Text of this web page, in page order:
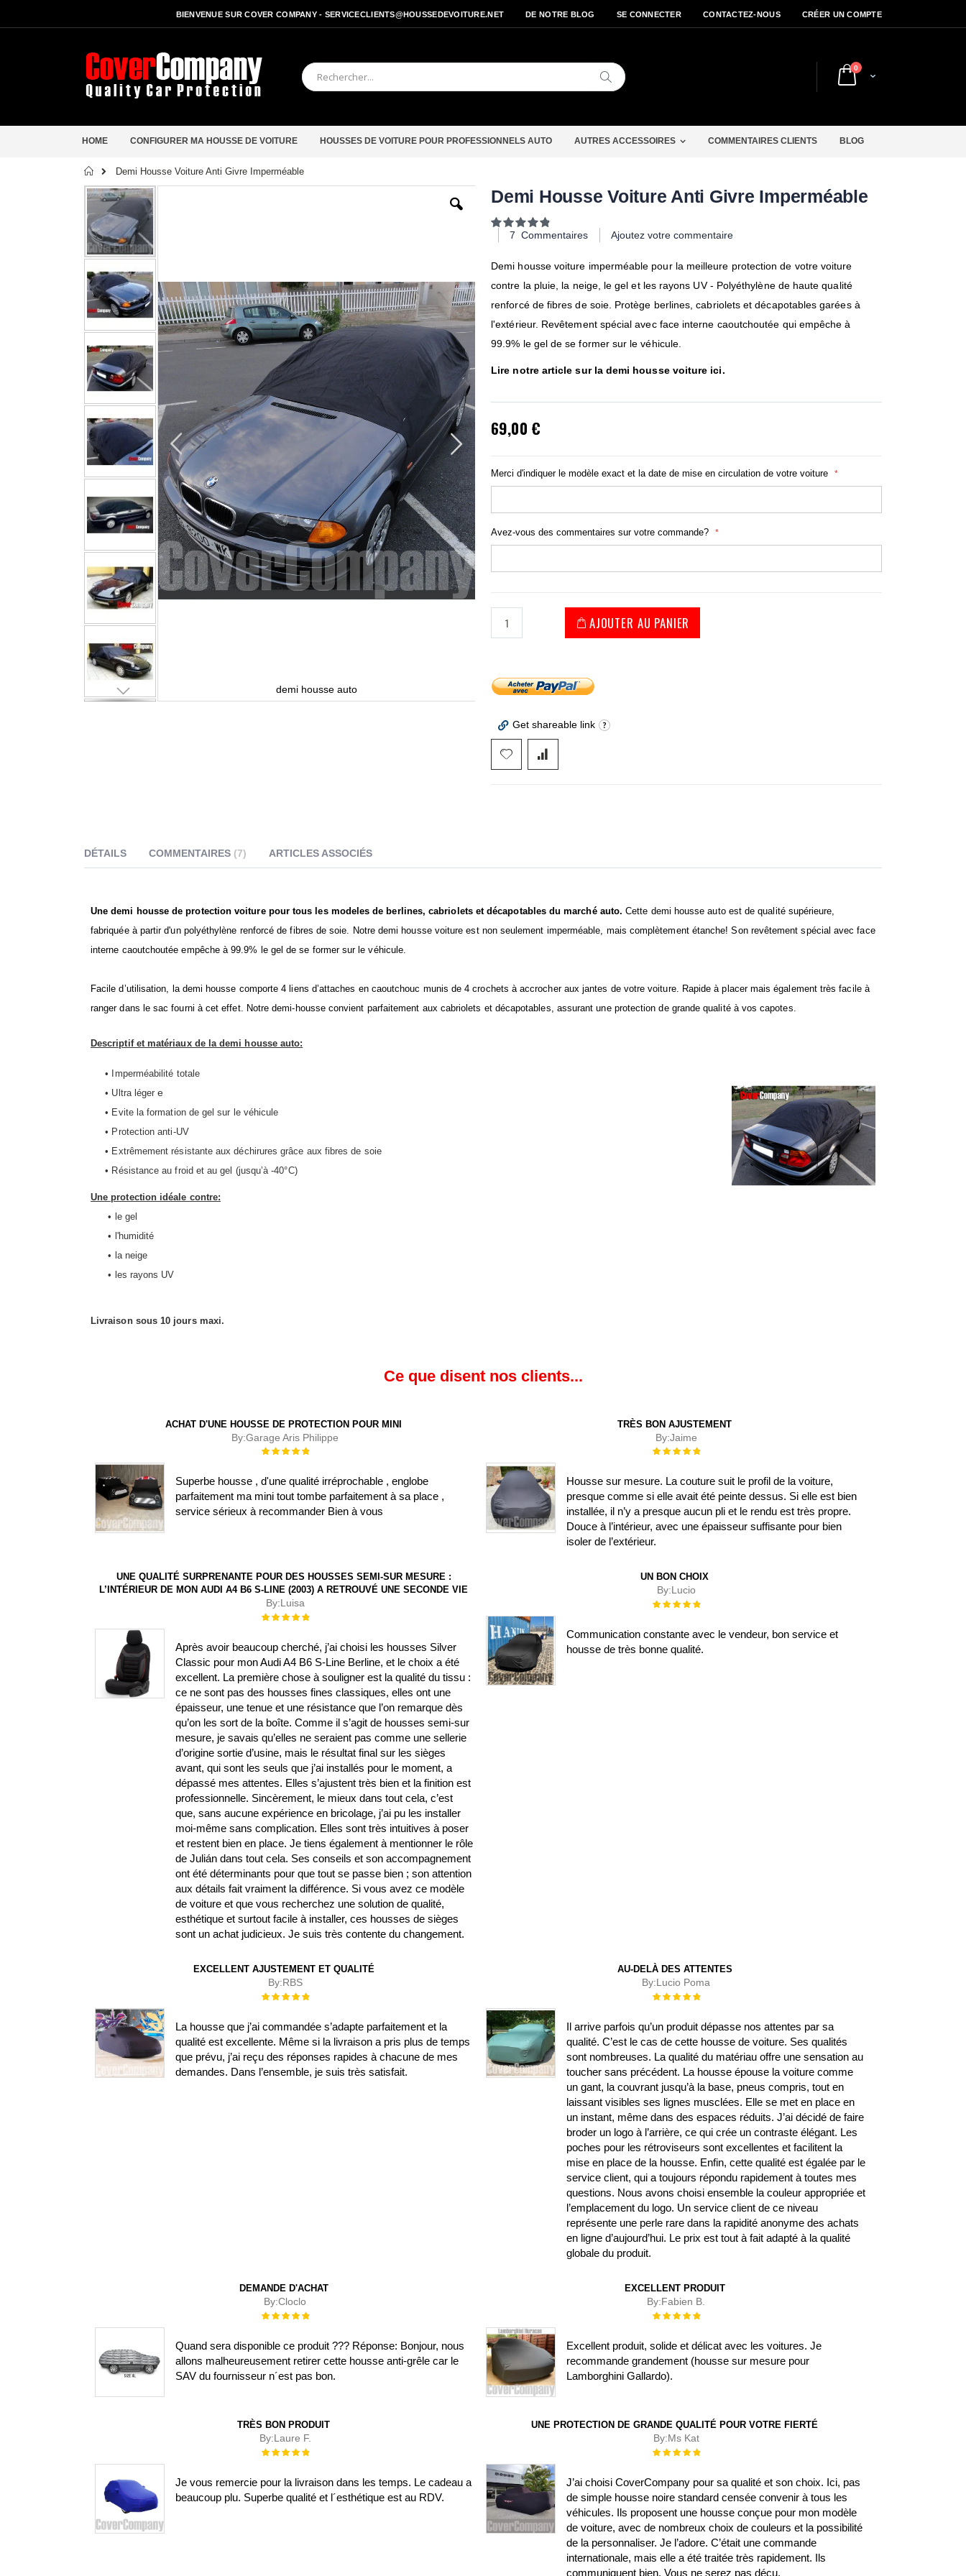
BIENVENUE SUR COVER COMPANY - SERVICECLIENTS@HOUSSEDEVOITURE.NET DE NOTRE BLOG SE CONNECTER CONTACTEZ-NOUS CRÉER UN COMPTE
Cart
0articles
Chercher
HOME CONFIGURER MA HOUSSE DE VOITURE HOUSSES DE VOITURE POUR PROFESSIONNELS AUTO AUTRES ACCESSOIRES COMMENTAIRES CLIENTS BLOG
Accueil
Demi Housse Voiture Anti Givre Imperméable
Passer
à
la
fin
de
la
galerie
d’images
demi housse auto
PasserDemi Housse Voiture Anti Givre Imperméable
Notation:
100
7 Commentaires Ajoutez votre commentaire
Demi housse voiture imperméable pour la meilleure protection de votre voiture
contre la pluie, la neige, le gel et les rayons UV - Polyéthylène de haute qualité
renforcé de fibres de soie. Protège berlines, cabriolets et décapotables garées à
l'extérieur. Revêtement spécial avec face interne caoutchoutée qui empêche à
99.9% le gel de se former sur le véhicule.
Lire notre article sur la demi housse voiture ici.
69,00 €
Merci d'indiquer le modèle exact et la date de mise en circulation de votre voiture
Avez-vous des commentaires sur votre commande?
AJOUTER AU PANIER
Get shareable link
DÉTAILS
Une demi housse de protection voiture pour tous les modeles de berlines, cabriolets et décapotables du marché auto.Cette demi housse auto est de qualité supérieure,
fabriquée à partir d'un polyéthylène renforcé de fibres de soie. Notre demi housse voiture est non seulement imperméable, mais complètement étanche! Son revêtement spécial avec face
interne caoutchoutée empêche à 99.9% le gel de se former sur le véhicule.
Facile d’utilisation, la demi housse comporte 4 liens d’attaches en caoutchouc munis de 4 crochets à accrocher aux jantes de votre voiture. Rapide à placer mais également très facile à
ranger dans le sac fourni à cet effet. Notre demi-housse convient parfaitement aux cabriolets et décapotables, assurant une protection de grande qualité à vos capotes.
Descriptif et matériaux de la demi housse auto:
• Imperméabilité totale
• Ultra léger e
• Evite la formation de gel sur le véhicule
• Protection anti-UV
• Extrêmement résistante aux déchirures grâce aux fibres de soie
• Résistance au froid et au gel (jusqu’à -40°C)
Une protection idéale contre:
• le gel
• l'humidité
• la neige
• les rayons UV
Livraison sous 10 jours maxi.
COMMENTAIRES 7 ARTICLES ASSOCIÉS
Ce que disent nos clients...
ACHAT D'UNE HOUSSE DE PROTECTION POUR MINI
By:Garage Aris Philippe
Évaluation :
Superbe housse , d'une qualité irréprochable , englobe
parfaitement ma mini tout tombe parfaitement à sa place ,
service sérieux à recommander Bien à vous
TRÈS BON AJUSTEMENT
By:Jaime
Évaluation :
Housse sur mesure. La couture suit le profil de la voiture,
presque comme si elle avait été peinte dessus. Si elle est bien
installée, il n’y a presque aucun pli et le rendu est très propre.
Douce à l’intérieur, avec une épaisseur suffisante pour bien
isoler de l’extérieur.
UNE QUALITÉ SURPRENANTE POUR DES HOUSSES SEMI-SUR MESURE :
L’INTÉRIEUR DE MON AUDI A4 B6 S-LINE (2003) A RETROUVÉ UNE SECONDE VIE
By:Luisa
Évaluation :
Après avoir beaucoup cherché, j’ai choisi les housses Silver
Classic pour mon Audi A4 B6 S-Line Berline, et le choix a été
excellent. La première chose à souligner est la qualité du tissu :
ce ne sont pas des housses fines classiques, elles ont une
épaisseur, une tenue et une résistance que l’on remarque dès
qu’on les sort de la boîte. Comme il s’agit de housses semi-sur
mesure, je savais qu’elles ne seraient pas comme une sellerie
d’origine sortie d’usine, mais le résultat final sur les sièges
avant, qui sont les seuls que j’ai installés pour le moment, a
dépassé mes attentes. Elles s’ajustent très bien et la finition est
professionnelle. Sincèrement, le mieux dans tout cela, c’est
que, sans aucune expérience en bricolage, j’ai pu les installer
moi-même sans complication. Elles sont très intuitives à poser
et restent bien en place. Je tiens également à mentionner le rôle
de Julián dans tout cela. Ses conseils et son accompagnement
ont été déterminants pour que tout se passe bien ; son attention
aux détails fait vraiment la différence. Si vous avez ce modèle
de voiture et que vous recherchez une solution de qualité,
esthétique et surtout facile à installer, ces housses de sièges
sont un achat judicieux. Je suis très contente du changement.
UN BON CHOIX
By:Lucio
Évaluation :
Communication constante avec le vendeur, bon service et
housse de très bonne qualité.
EXCELLENT AJUSTEMENT ET QUALITÉ
By:RBS
Évaluation :
La housse que j’ai commandée s’adapte parfaitement et la
qualité est excellente. Même si la livraison a pris plus de temps
que prévu, j’ai reçu des réponses rapides à chacune de mes
demandes. Dans l’ensemble, je suis très satisfait.
AU-DELÀ DES ATTENTES
By:Lucio Poma
Évaluation :
Il arrive parfois qu’un produit dépasse nos attentes par sa
qualité. C’est le cas de cette housse de voiture. Ses qualités
sont nombreuses. La qualité du matériau offre une sensation au
toucher sans précédent. La housse épouse la voiture comme
un gant, la couvrant jusqu’à la base, pneus compris, tout en
laissant visibles ses lignes musclées. Elle se met en place en
un instant, même dans des espaces réduits. J’ai décidé de faire
broder un logo à l’arrière, ce qui crée un contraste élégant. Les
poches pour les rétroviseurs sont excellentes et facilitent la
mise en place de la housse. Enfin, cette qualité est égalée par le
service client, qui a toujours répondu rapidement à toutes mes
questions. Nous avons choisi ensemble la couleur appropriée et
l’emplacement du logo. Un service client de ce niveau
représente une perle rare dans la rapidité anonyme des achats
en ligne d’aujourd’hui. Le prix est tout à fait adapté à la qualité
globale du produit.
DEMANDE D'ACHAT
By:Cloclo
Évaluation :
Quand sera disponible ce produit ??? Réponse: Bonjour, nous
allons malheureusement retirer cette housse anti-grêle car le
SAV du fournisseur n´est pas bon.
EXCELLENT PRODUIT
By:Fabien B.
Évaluation :
Excellent produit, solide et délicat avec les voitures. Je
recommande grandement (housse sur mesure pour
Lamborghini Gallardo).
TRÈS BON PRODUIT
By:Laure F.
Évaluation :
Je vous remercie pour la livraison dans les temps. Le cadeau a
beaucoup plu. Superbe qualité et l´esthétique est au RDV.
UNE PROTECTION DE GRANDE QUALITÉ POUR VOTRE FIERTÉ
By:Ms Kat
Évaluation :
J’ai choisi CoverCompany pour sa qualité et son choix. Ici, pas
de simple housse noire standard censée convenir à tous les
véhicules. Ils proposent une housse conçue pour mon modèle
de voiture, avec de nombreux choix de couleurs et la possibilité
de la personnaliser. Je l’adore. C’était une commande
internationale, mais elle a été traitée très rapidement. Ils
communiquent bien. Vous ne serez pas déçu.